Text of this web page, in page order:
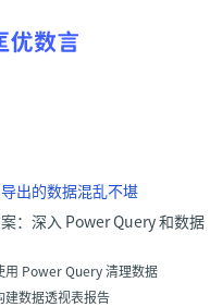
出的数据混乱不堪
：深入 Power Query 和数据
用 Power Query 清理数据
建数据透视表报告